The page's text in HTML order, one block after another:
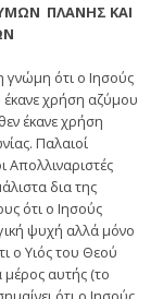
ΠΛΑΝΗΣ ΚΑΙ
ότι ο Ιησούς
έκανε χρήση αζύμου
έκανε χρήση
Παλαιοί
Απολλιναριστές
δια της
ότι ο Ιησούς
ψυχή αλλά μόνο
ο Υιός του Θεού
αυτής (το